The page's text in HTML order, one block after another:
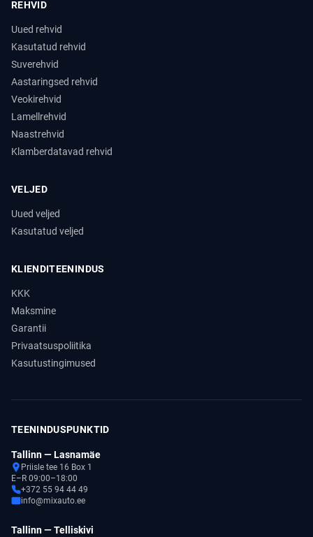
REHVID
Uued rehvid
Kasutatud rehvid
Suverehvid
Aastaringsed rehvid
Veokirehvid
Lamellrehvid
Naastrehvid
Klamberdatavad rehvid
VELJED
Uued veljed
Kasutatud veljed
KLIENDITEENINDUS
KKK
Maksmine
Garantii
Privaatsuspoliitika
Kasutustingimused
TEENINDUSPUNKTID
Tallinn — Lasnamäe
Priisle tee 16 Box 1
E–R 09:00–18:00
+372 55 94 44 49
info@mixauto.ee
Tallinn — Telliskivi